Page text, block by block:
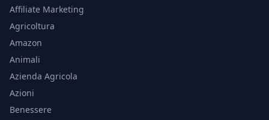
Affiliate Marketing
Agricoltura
Amazon
Animali
Azienda Agricola
Azioni
Benessere